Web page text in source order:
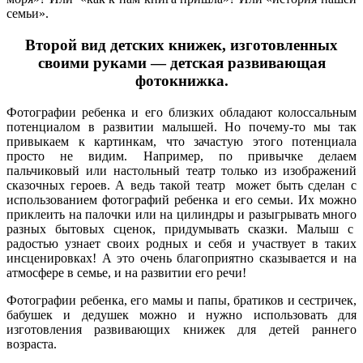
семьи».
Второй вид детских книжек, изготовленных
своими руками — детская развивающая
фотокнижка.
Фотографии ребенка и его близких обладают колоссальным
потенциалом в развитии малышей. Но почему-то мы так
привыкаем к картинкам, что зачастую этого потенциала
просто не видим. Например, по привычке делаем
пальчиковый или настольный театр только из изображений
сказочных героев. А ведь такой театр может быть сделан с
использованием фотографий ребенка и его семьи. Их можно
приклеить на палочки или на цилиндры и разыгрывать много
разных бытовых сценок, придумывать сказки. Малыш с
радостью узнает своих родных и себя и участвует в таких
инсценировках! А это очень благоприятно сказывается и на
атмосфере в семье, и на развитии его речи!
Фотографии ребенка, его мамы и папы, братиков и сестричек,
бабушек и дедушек можно и нужно использовать для
изготовления развивающих книжек для детей раннего
возраста.